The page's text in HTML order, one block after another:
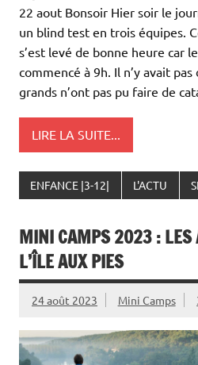
22 aout Bonsoir Hier soir le
un blind test en trois équipes.
s’est levé de bonne heure car
commencé à 9h. Il n’y avait
grands n’ont pas pu faire de
LIRE LA SUITE...
ENFANCE |3-12| L'ACTU
MINI CAMPS 2023 : LES
L’ÎLE AUX PIES
24 août 2023 Mini Camps